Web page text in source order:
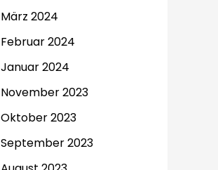
März 2024
Februar 2024
Januar 2024
November 2023
Oktober 2023
September 2023